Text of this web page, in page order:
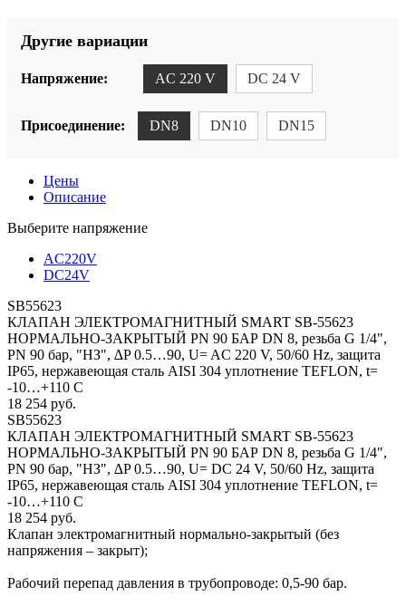
Другие вариации
Напряжение: AC 220 V DC 24 V
Присоединение: DN8 DN10 DN15
Цены
Описание
Выберите напряжение
AC220V
DC24V
SB55623
КЛАПАН ЭЛЕКТРОМАГНИТНЫЙ SMART SB-55623
НОРМАЛЬНО-ЗАКРЫТЫЙ PN 90 БАР DN 8, резьба G 1/4",
PN 90 бар, "НЗ", ∆P 0.5…90, U= AC 220 V, 50/60 Hz, защита
IP65, нержавеющая сталь AISI 304 уплотнение TEFLON, t=
-10…+110 C
18 254 руб.
SB55623
КЛАПАН ЭЛЕКТРОМАГНИТНЫЙ SMART SB-55623
НОРМАЛЬНО-ЗАКРЫТЫЙ PN 90 БАР DN 8, резьба G 1/4",
PN 90 бар, "НЗ", ∆P 0.5…90, U= DC 24 V, 50/60 Hz, защита
IP65, нержавеющая сталь AISI 304 уплотнение TEFLON, t=
-10…+110 C
18 254 руб.
Клапан электромагнитный нормально-закрытый (без
напряжения – закрыт);
Рабочий перепад давления в трубопроводе: 0,5-90 бар.